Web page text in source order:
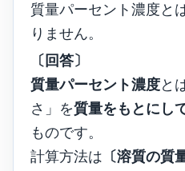
質量パーセント濃度と
りません。
〔回答〕
質量パーセント濃度と
さ」を質量をもとにし
ものです。
計算方法は 〔溶質の